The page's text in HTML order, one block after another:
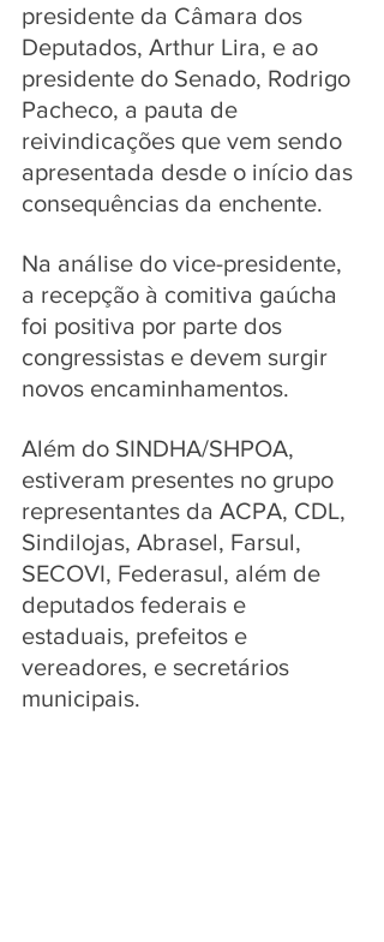
presidente da Câmara dos
Deputados, Arthur Lira, e ao
presidente do Senado, Rodrigo
Pacheco, a pauta de
reivindicações que vem sendo
apresentada desde o início das
consequências da enchente.
Na análise do vice-presidente,
a recepção à comitiva gaúcha
foi positiva por parte dos
congressistas e devem surgir
novos encaminhamentos.
Além do SINDHA/SHPOA,
estiveram presentes no grupo
representantes da ACPA, CDL,
Sindilojas, Abrasel, Farsul,
SECOVI, Federasul, além de
deputados federais e
estaduais, prefeitos e
vereadores, e secretários
municipais.